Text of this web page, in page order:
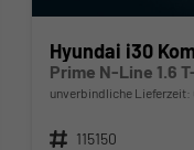
Hyundai i30
Prime N-Line 1.6
unverbindliche Lieferzeit:
Fahrzeugnr. 115150